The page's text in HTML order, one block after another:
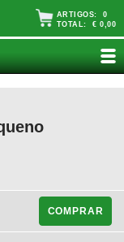
ARTIGOS: 0
TOTAL: € 0,00
COMPRAR